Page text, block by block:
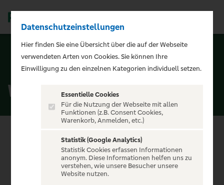
ZURÜCK ZUR STARTSEITE
Weitere Sport
VERANSTALTUNGEN
Datenschutzeinstellungen
Hier finden Sie eine Übersicht über die auf der Webseite
verwendeten Arten von Cookies. Sie können Ihre
Einwilligung zu den einzelnen Kategorien individuell setzen.
Essentielle Cookies
Für die Nutzung der Webseite mit allen
Funktionen (z.B. Consent Cookies,
Warenkorb, Anmelden, etc.)
Statistik (Google Analytics)
Statistik Cookies erfassen Informationen
anonym. Diese Informationen helfen uns zu
verstehen, wie unsere Besucher unsere
Website nutzen.